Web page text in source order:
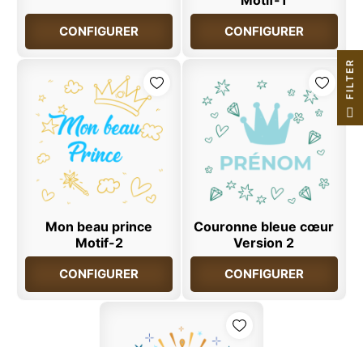
CONFIGURER CONFIGURER
Mon beau prince
Motif-2
CONFIGURER
Couronne bleue cœur
Version 2
CONFIGURER
R